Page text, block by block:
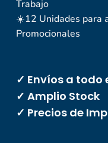
Trabajo
☀️12 Unidades para
Promocionales
✓ Envíos a todo
✓ Amplio Stock
✓ Precios de